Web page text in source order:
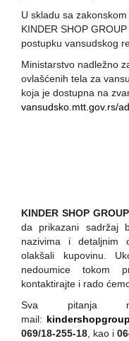
U skladu sa
KINDER SHOP
postupku vansudskog
Ministarstvo nadležno
ovlašćenih tela za
koja je dostupna na
vansudsko.mtt.gov.rs/
KINDER SHOP
da prikazani sadržaj
nazivima i detaljnim
olakšali kupovinu.
nedoumice tokom
kontaktirajte i rado
Sva pitanja
mail:
069/18-255-18 , kao i